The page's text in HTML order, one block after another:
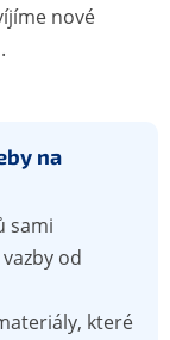
nové
na
sami
od
které